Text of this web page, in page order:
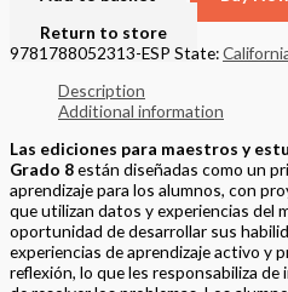
Return to store
9781788052313-ESP State:
Description
Additional information
Las ediciones para maestros y
Grado 8están diseñadas como un
aprendizaje para los alumnos, con
que utilizan datos y experiencias del
oportunidad de desarrollar sus
experiencias de aprendizaje activo y
reflexión, lo que les responsabiliza de